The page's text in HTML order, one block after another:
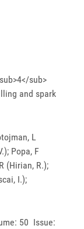
sub>
and spark
L
Popa, F
(Hirian, R.);
I.);
50 Issue: